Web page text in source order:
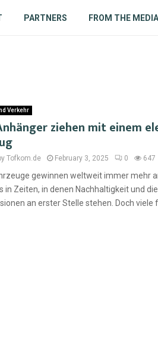
PARTNERS FROM THE MEDIA
Verkehr
ziehen mit einem
Tofkom.de February 3, 2025 0 647
gewinnen weltweit immer mehr
in Zeiten, in denen Nachhaltigkeit und
an erster Stelle stehen. Doch viele